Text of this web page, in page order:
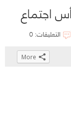
اجتماع
التعليقات: 0
Click
More